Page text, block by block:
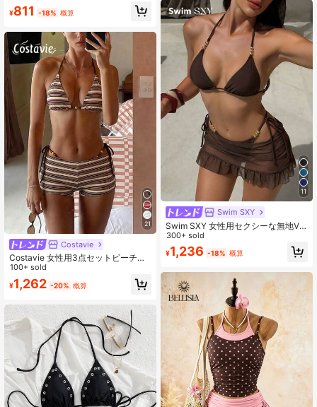
¥811 -18% 概算
21
Costavie
Costavie 女性用3点セットビーチア
ウトフィット:テクスチャー編み地ス
トライプビキニトップビーズデコレ
ーション、ローウエストブリーフ、
ョナブル、カジュアル、バケーショ
ン向け、セクシーでエレガントなレ
ディース水着セット
100+ sold
¥1,262 -20% 概算
11
Swim SXY
Swim SXY 女性用セクシーな無地V
ネックホルターネックビキニ3点セッ
ト(カバーアップ付き)
300+ sold
¥1,236 -18% 概算